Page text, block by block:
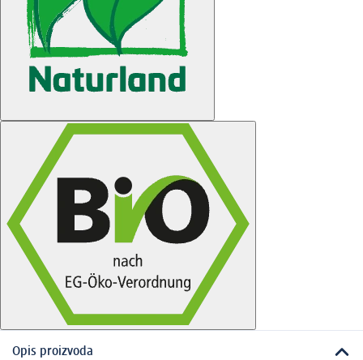
Opis proizvoda